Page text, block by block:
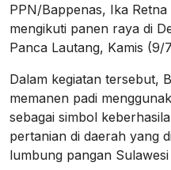
PPN/Bappenas, Ika
mengikuti panen raya di
Panca Lautang, Kamis (9/
Dalam kegiatan tersebut,
memanen padi
sebagai simbol
pertanian di daerah yang
lumbung pangan Sulawesi